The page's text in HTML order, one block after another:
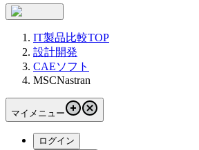
IT製品比較TOP
設計開発
CAEソフト
MSCNastran
マイメニュー
ログイン